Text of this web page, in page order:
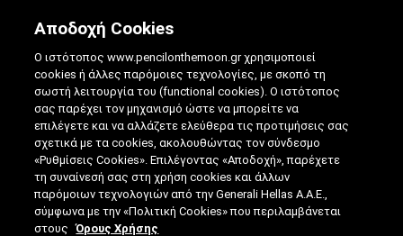
SLOW TRAVEL: Η ΤΈΧΝΗ ΤΟΥ ΝΑ
ΤΑΞΙΔΕΎΕΙΣ ΧΩΡΊΣ ΒΙΑΣΎΝΗ
28.07.2026|4 ΛΕΠΤΑ ΑΝΑΓΝΩΣΗΣ|
ΑΠΟ: ΒΊΚΥ ΤΣΟΎΡΤΟΥ
Αποδοχή Cookies
Ο ιστότοπος www.pencilonthemoon.gr χρησιμοποιεί
cookies ή άλλες παρόμοιες τεχνολογίες, με σκοπό τη
σωστή λειτουργία του (functional cookies). Ο ιστότοπος
σας παρέχει τον μηχανισμό ώστε να μπορείτε να
επιλέγετε και να αλλάζετε ελεύθερα τις προτιμήσεις σας
σχετικά με τα cookies, ακολουθώντας τον σύνδεσμο
«Ρυθμίσεις Cookies». Επιλέγοντας «Αποδοχή», παρέχετε
τη συναίνεσή σας στη χρήση cookies και άλλων
παρόμοιων τεχνολογιών από την Generali Hellas A.A.E.,
σύμφωνα με την «Πολιτική Cookies» που περιλαμβάνεται
στους
Όρους Χρήσης